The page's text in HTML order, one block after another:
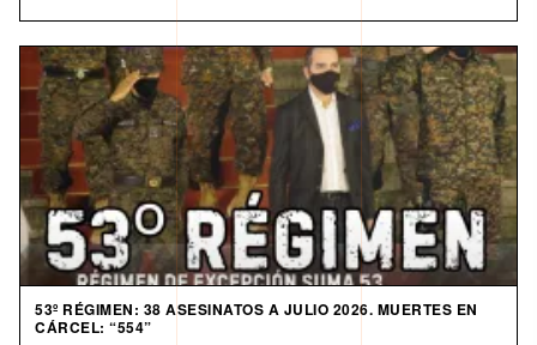
53º RÉGIMEN: 38 ASESINATOS A JULIO 2026. MUERTES EN
CÁRCEL: “554”